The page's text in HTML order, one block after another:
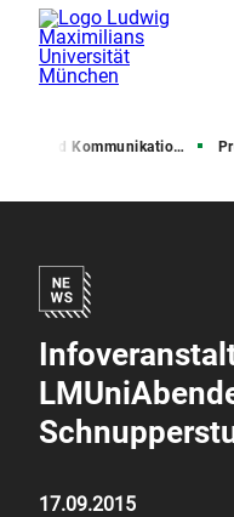
und Kommunikation (PuK)
17.09.2015